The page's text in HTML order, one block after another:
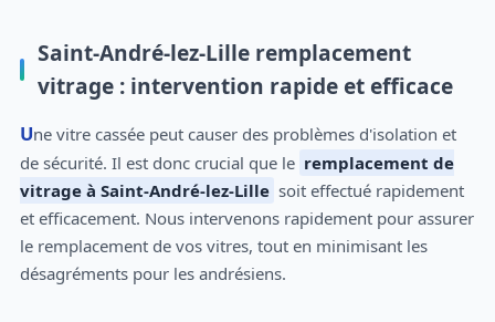
Saint-André-lez-Lille remplacement
vitrage : intervention rapide et efficace
Une vitre cassée peut causer des problèmes d'isolation et
de sécurité. Il est donc crucial que le remplacement de
vitrage à Saint-André-lez-Lille soit effectué rapidement
et efficacement. Nous intervenons rapidement pour assurer
le remplacement de vos vitres, tout en minimisant les
désagréments pour les andrésiens.